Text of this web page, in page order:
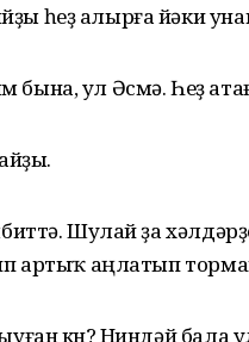
һеҙ алырға йәки
ул Әсмә. Һеҙ
Шулай ҙа
артыҡ аңлатып
көн? Ниндәй бала